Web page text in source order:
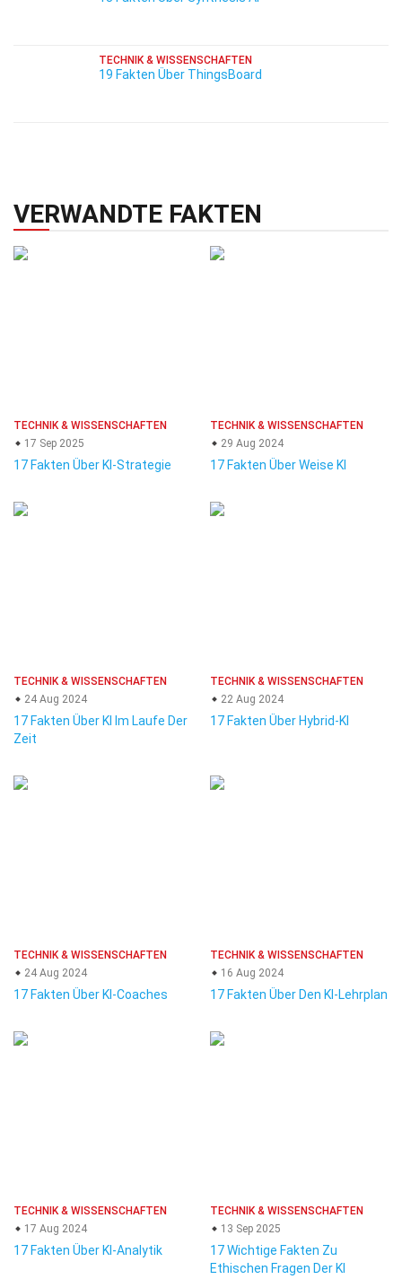
TECHNIK & WISSENSCHAFTEN
19 Fakten Über ThingsBoard
VERWANDTE FAKTEN
TECHNIK & WISSENSCHAFTEN
17 Sep 2025
17 Fakten Über KI-Strategie
TECHNIK & WISSENSCHAFTEN
29 Aug 2024
17 Fakten Über Weise KI
TECHNIK & WISSENSCHAFTEN
24 Aug 2024
17 Fakten Über KI Im Laufe Der
Zeit
TECHNIK & WISSENSCHAFTEN
22 Aug 2024
17 Fakten Über Hybrid-KI
TECHNIK & WISSENSCHAFTEN
24 Aug 2024
17 Fakten Über KI-Coaches
TECHNIK & WISSENSCHAFTEN
16 Aug 2024
17 Fakten Über Den KI-Lehrplan
TECHNIK & WISSENSCHAFTEN
17 Aug 2024
17 Fakten Über KI-Analytik
TECHNIK & WISSENSCHAFTEN
13 Sep 2025
17 Wichtige Fakten Zu
Ethischen Fragen Der KI